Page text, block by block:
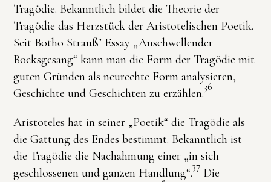
Tragödie. Bekanntlich bildet die Theorie der
Tragödie das Herzstück der Aristotelischen Poetik.
Seit Botho Strauß’ Essay „Anschwellender
Bocksgesang“ kann man die Form der Tragödie mit
guten Gründen als neurechte Form analysieren,
Geschichte und Geschichten zu erzählen.36
Aristoteles hat in seiner „Poetik“ die Tragödie als
die Gattung des Endes bestimmt. Bekanntlich ist
die Tragödie die Nachahmung einer „in sich
geschlossenen und ganzen Handlung“.37 Die